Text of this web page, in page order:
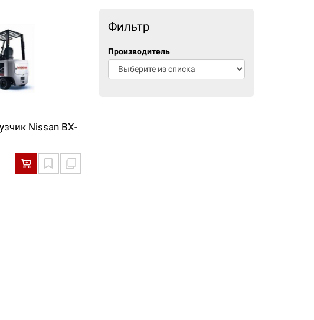
Фильтр
Производитель
Nissan BX-